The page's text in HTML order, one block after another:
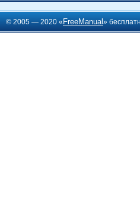
© 2005 — 2020 « FreeManual»